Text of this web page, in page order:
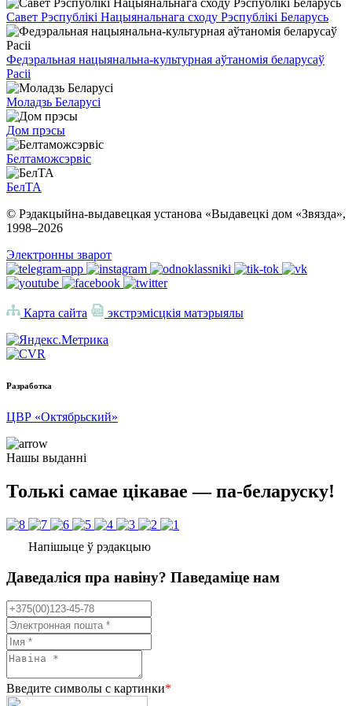
Савет Рэспублікі Нацыянальнага сходу Рэспублікі Беларусь
Федэральная нацыянальна-культурная аўтаномія беларусаў
Расіі
Моладзь Беларусі
Дом прэсы
Белтаможсэрвіс
БелТА
© Рэдакцыйна-выдавецкая установа «Выдавецкі дом «Звязда»,
1998–2026
Электронны зварот
Карта сайта экстрэмісцкія матэрыялы
Разработка
ЦВР «Октябрьский»
Нашы выданні
Толькі самае цікавае — па-беларуску!
Напішыце ў рэдакцыю
Даведаліся пра навіну? Паведаміце нам
Введите символы с картинки*